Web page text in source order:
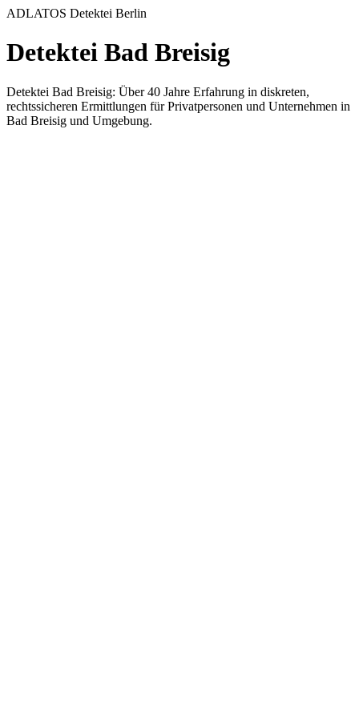
ADLATOS Detektei Berlin
Detektei Bad Breisig
Detektei Bad Breisig: Über 40 Jahre Erfahrung in diskreten,
rechtssicheren Ermittlungen für Privatpersonen und Unternehmen in
Bad Breisig und Umgebung.